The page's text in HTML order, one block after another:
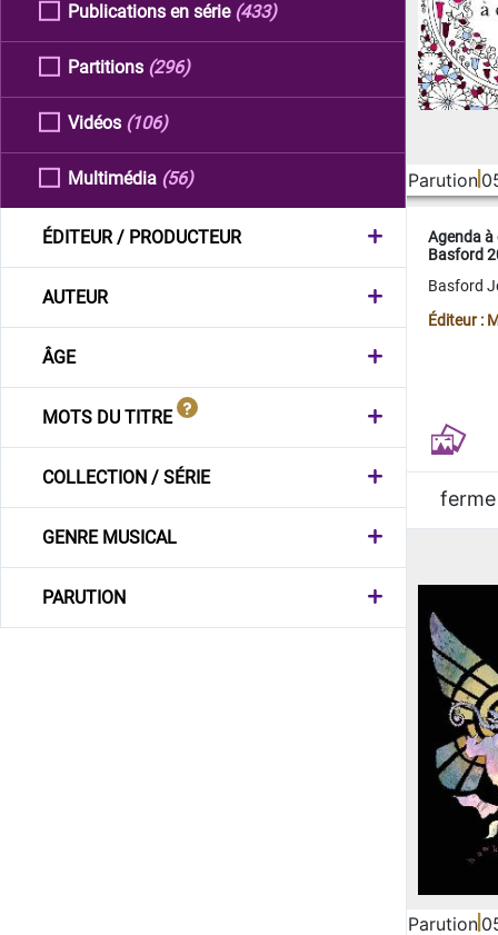
Publications en série (433)
Partitions (296)
Vidéos (106)
Multimédia (56)
ÉDITEUR / PRODUCTEUR
AUTEUR
ÂGE
MOTS DU TITRE
COLLECTION / SÉRIE
GENRE MUSICAL
PARUTION
Parution
Agenda
Basford
Basford
Éditeur :
ferme
Parution